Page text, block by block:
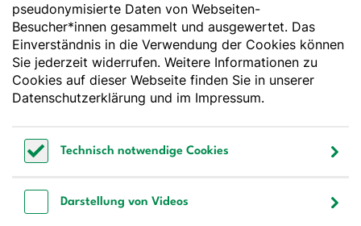
Godesberger Allee 136
53175 Bonn
Tel:+49 228 3776-600
Fax:+49 228 3776-800
E-Mail: webmaster@dge.de
[socialLinksTitle]
Bestellen Sie unseren Newsletter
pseudonymisierte Daten von Webseiten-
Besucher*innen gesammelt und ausgewertet. Das
Einverständnis in die Verwendung der Cookies können
Sie jederzeit widerrufen. Weitere Informationen zu
Cookies auf dieser Webseite finden Sie in unserer
Datenschutzerklärung und im Impressum.
Technisch notwendige Cookies
Darstellung von Videos